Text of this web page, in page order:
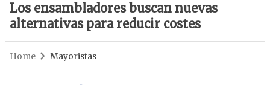
Los ensambladores buscan nuevas
alternativas para reducir costes
Home Mayoristas